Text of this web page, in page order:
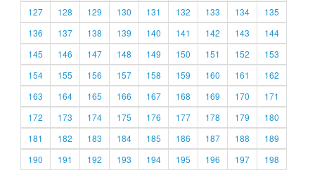
127
128 129 130 131 132 133 134
135
136
137 138 139 140 141 142 143
144
145
146 147 148 149 150 151 152
153
154
155 156 157 158 159 160 161
162
163
164 165 166 167 168 169 170
171
172
173 174 175 176 177 178 179
180
181
182 183 184 185 186 187 188
189
190
191 192 193 194 195 196 197
198